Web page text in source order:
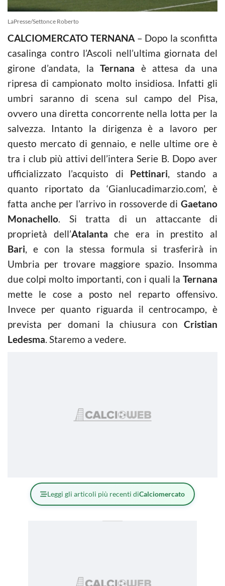
LaPresse/Settonce Roberto
CALCIOMERCATO TERNANA– Dopo la sconfitta
casalinga contro l’Ascoli nell’ultima giornata del
girone d’andata, laTernana è attesa da una
ripresa di campionato molto insidiosa. Infatti gli
umbri saranno di scena sul campo del Pisa,
ovvero una diretta concorrente nella lotta per la
salvezza. Intanto la dirigenza è a lavoro per
questo mercato di gennaio, e nelle ultime ore è
tra i club più attivi dell’intera Serie B. Dopo aver
ufficializzato l’acquisto di Pettinari, stando a
quanto riportato da ‘Gianlucadimarzio.com’, è
fatta anche per l’arrivo in rossoverde di Gaetano
Monachello. Si tratta di un attaccante di
proprietà dell’Atalanta che era in prestito al
Bari, e con la stessa formula si trasferirà in
Umbria per trovare maggiore spazio. Insomma
due colpi molto importanti, con i quali la Ternana
mette le cose a posto nel reparto offensivo.
Invece per quanto riguarda ilcentrocampo, è
prevista per domani la chiusura con Cristian
Ledesma. Staremo a vedere.
Leggi gli articoli più recenti diCalciomercato